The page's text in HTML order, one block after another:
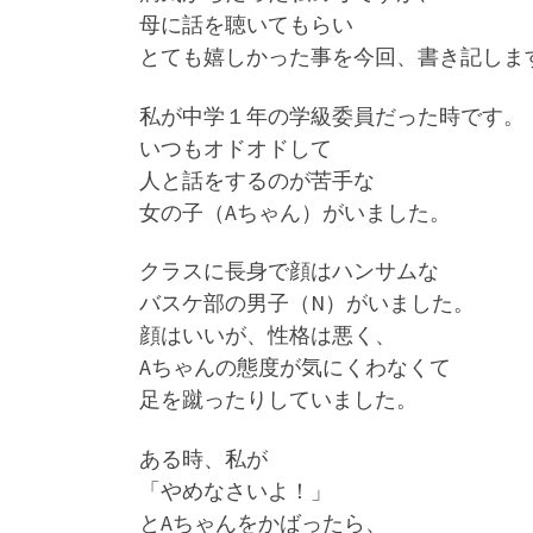
母に話を聴いてもらい
とても嬉しかった事を今回、書き記しま
私が中学１年の学級委員だった時です。
いつもオドオドして
人と話をするのが苦手な
女の子（Aちゃん）がいました。
クラスに長身で顔はハンサムな
バスケ部の男子（N）がいました。
顔はいいが、性格は悪く、
Aちゃんの態度が気にくわなくて
足を蹴ったりしていました。
ある時、私が
「やめなさいよ！」
とAちゃんをかばったら、